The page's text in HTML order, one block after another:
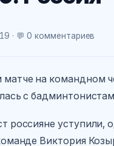
· 💬 0 комментариев
на командном
с
россияне
Виктория